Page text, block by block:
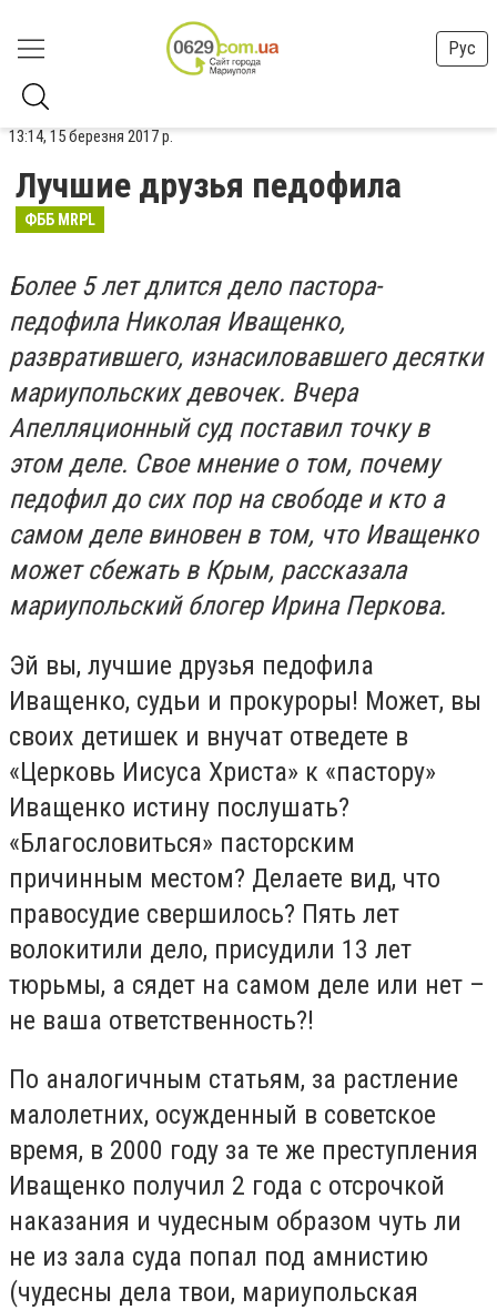
Рус
13:14, 15 березня 2017 р.
Лучшие друзья педофила
ФББ MRPL
Более 5 лет длится дело пастора-
педофила Николая Иващенко,
развратившего, изнасиловавшего десятки
мариупольских девочек. Вчера
Апелляционный суд поставил точку в
этом деле. Свое мнение о том, почему
педофил до сих пор на свободе и кто а
самом деле виновен в том, что Иващенко
может сбежать в Крым, рассказала
мариупольский блогер Ирина Перкова.
Эй вы, лучшие друзья педофила
Иващенко, судьи и прокуроры! Может, вы
своих детишек и внучат отведете в
«Церковь Иисуса Христа» к «пастору»
Иващенко истину послушать?
«Благословиться» пасторским
причинным местом? Делаете вид, что
правосудие свершилось? Пять лет
волокитили дело, присудили 13 лет
тюрьмы, а сядет на самом деле или нет –
не ваша ответственность?!
По аналогичным статьям, за растление
малолетних, осужденный в советское
время, в 2000 году за те же преступления
Иващенко получил 2 года с отсрочкой
наказания и чудесным образом чуть ли
не из зала суда попал под амнистию
(чудесны дела твои, мариупольская